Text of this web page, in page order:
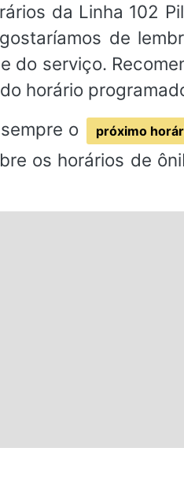
da Linha 102
de
serviço.
horário
o
próximo
os horários de